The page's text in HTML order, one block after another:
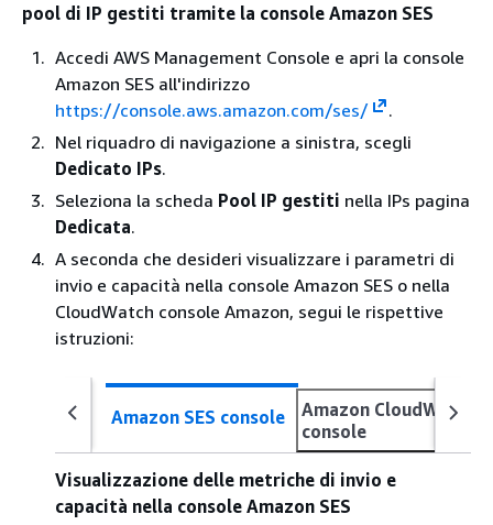
pool di IP gestiti tramite la console Amazon SES
Accedi AWS Management Console e apri la console
Amazon SES all'indirizzo
https://console.aws.amazon.com/ses/
.
Nel riquadro di navigazione a sinistra, scegli
Dedicato IPs.
Seleziona la scheda Pool IP gestiti nella IPs pagina
Dedicata.
A seconda che desideri visualizzare i parametri di
invio e capacità nella console Amazon SES o nella
CloudWatch console Amazon, segui le rispettive
istruzioni:
Amazon SES console
Amazon CloudWatch
console
Visualizzazione delle metriche di invio e
capacità nella console Amazon SES